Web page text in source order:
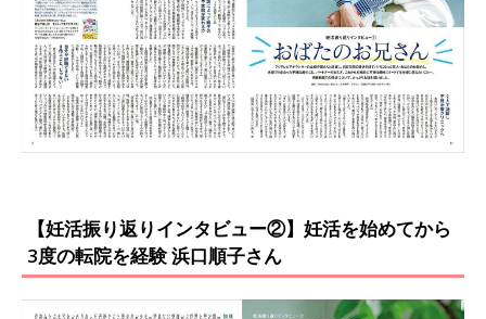
【妊活振り返りインタビュー②】妊活を始めてから
3度の転院を経験 浜口順子さん